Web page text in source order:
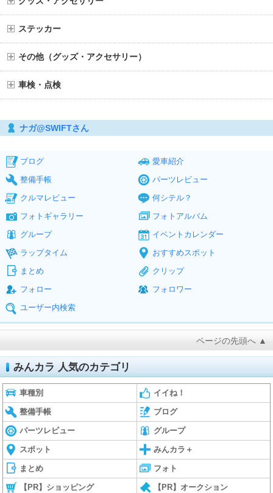
ステッカー
その他（グッズ・アクセサリー）
車検・点検
ナガ@SWIFTさん
ブログ
愛車紹介
整備手帳
パーツレビュー
クルマレビュー
何シテル？
フォトギャラリー
フォトアルバム
グループ
イベントカレンダー
ラップタイム
おすすめスポット
まとめ
クリップ
フォロー
フォロワー
ユーザー内検索
ページの先頭へ ▲
みんカラ 人気のカテゴリ
車種別 イイね！
整備手帳 ブログ
パーツレビュー グループ
スポット みんカラ＋
まとめ フォト
【PR】ショッピング 【PR】オークション